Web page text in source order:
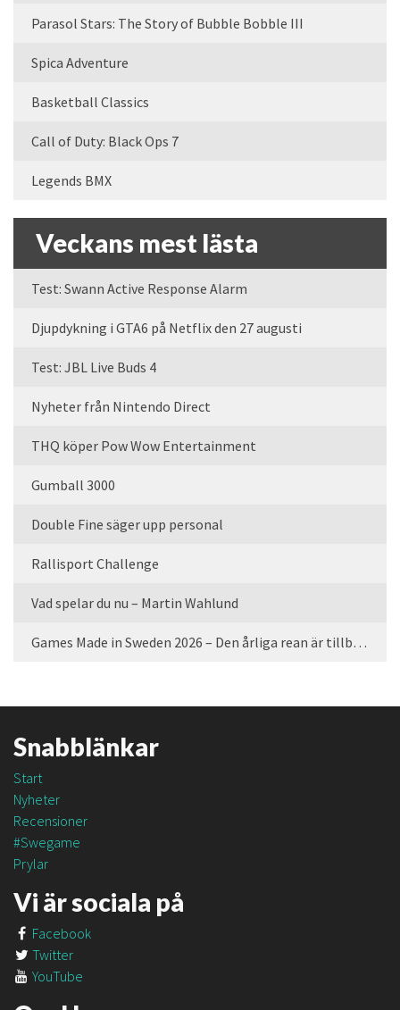
Parasol Stars: The Story of Bubble Bobble III
Spica Adventure
Basketball Classics
Call of Duty: Black Ops 7
Legends BMX
Veckans mest lästa
Test: Swann Active Response Alarm
Djupdykning i GTA6 på Netflix den 27 augusti
Test: JBL Live Buds 4
Nyheter från Nintendo Direct
THQ köper Pow Wow Entertainment
Gumball 3000
Double Fine säger upp personal
Rallisport Challenge
Vad spelar du nu – Martin Wahlund
Games Made in Sweden 2026 – Den årliga rean är tillbaka
Snabblänkar
Start
Nyheter
Recensioner
#Swegame
Prylar
Vi är sociala på
Facebook
Twitter
YouTube